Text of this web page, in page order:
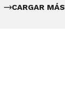
CARGAR MÁS